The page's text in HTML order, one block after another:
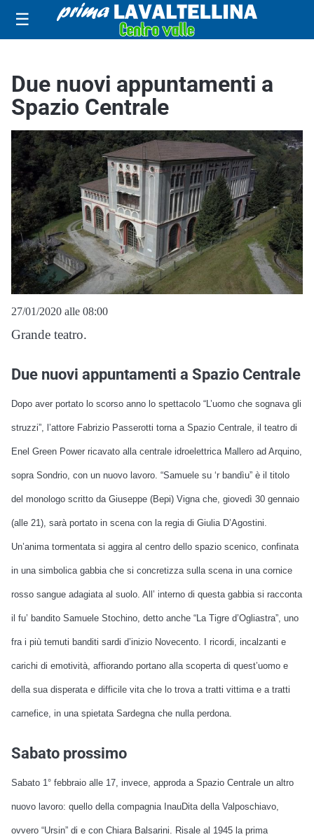
☰
Due nuovi appuntamenti a
Spazio Centrale
27/01/2020 alle 08:00
Grande teatro.
Due nuovi appuntamenti a Spazio Centrale
Dopo aver portato lo scorso anno lo spettacolo “L’uomo che sognava gli
struzzi”, l’attore Fabrizio Passerotti torna a Spazio Centrale, il teatro di
Enel Green Power ricavato alla centrale idroelettrica Mallero ad Arquino,
sopra Sondrio, con un nuovo lavoro. “Samuele su ‘r bandìu” è il titolo
del monologo scritto da Giuseppe (Bepi) Vigna che, giovedì 30 gennaio
(alle 21), sarà portato in scena con la regia di Giulia D’Agostini.
Un’anima tormentata si aggira al centro dello spazio scenico, confinata
in una simbolica gabbia che si concretizza sulla scena in una cornice
rosso sangue adagiata al suolo. All’ interno di questa gabbia si racconta
il fu’ bandito Samuele Stochino, detto anche “La Tigre d’Ogliastra”, uno
fra i più temuti banditi sardi d’inizio Novecento. I ricordi, incalzanti e
carichi di emotività, affiorando portano alla scoperta di quest’uomo e
della sua disperata e difficile vita che lo trova a tratti vittima e a tratti
carnefice, in una spietata Sardegna che nulla perdona.
Sabato prossimo
Sabato 1° febbraio alle 17, invece, approda a Spazio Centrale un altro
nuovo lavoro: quello dellacompagnia InauDita della Valposchiavo,
ovvero “Ursin” di e con Chiara Balsarini. Risale al 1945 la prima